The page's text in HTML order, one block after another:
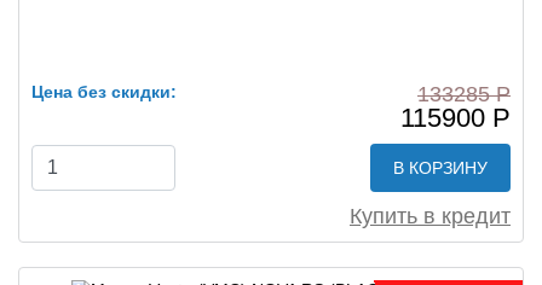
Цена без скидки: 133285 Р
115900 Р
В КОРЗИНУ
Купить в кредит